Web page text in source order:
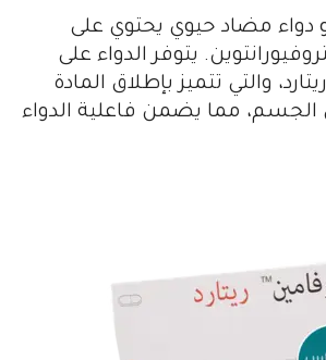
دواء مضاد حيوي يحتوي على
يتوفر الدواء على
والتي تتميز بإطلاق المادة
الجسم، مما يضمن فاعلية الدواء